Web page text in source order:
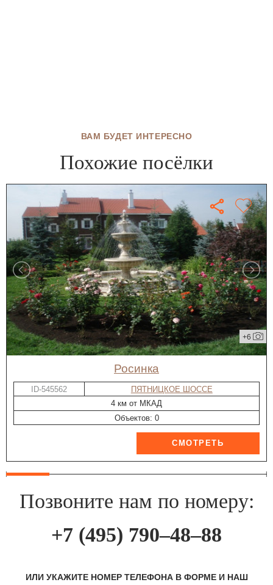
ВАМ БУДЕТ ИНТЕРЕСНО
Похожие посёлки
+6
Росинка
ID-545562
ПЯТНИЦКОЕ ШОССЕ
4 км от МКАД
Объектов: 0
Позвоните нам по номеру:
+7 (495) 790–48–88
ИЛИ УКАЖИТЕ НОМЕР ТЕЛЕФОНА В ФОРМЕ И НАШ